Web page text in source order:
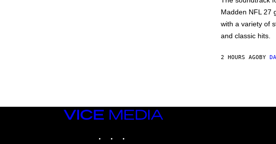
A
M
/
G
T
Y
I
Madden NFL 27
with a variety of
and classic hits.
2 HOURS AGOBY
VICE
MEDIA